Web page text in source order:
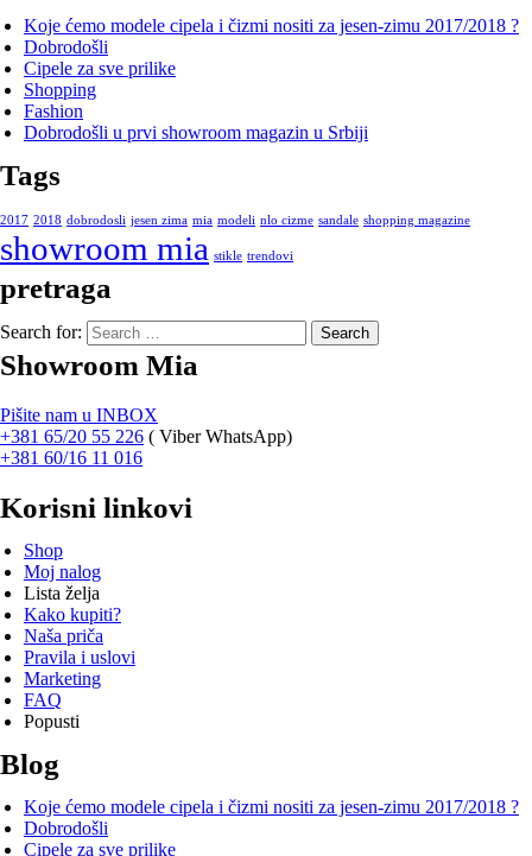
Koje ćemo modele cipela i čizmi nositi za jesen-zimu 2017/2018 ?
Dobrodošli
Cipele za sve prilike
Shopping
Fashion
Dobrodošli u prvi showroom magazin u Srbiji
Tags
2017 2018 dobrodosli jesen zima mia modeli nlo cizme sandale shopping magazine
showroom mia stikle trendovi
pretraga
Search for:
Showroom Mia
Pišite nam u INBOX
+381 65/20 55 226 ( Viber WhatsApp)
+381 60/16 11 016
Korisni linkovi
Shop
Moj nalog
Lista želja
Kako kupiti?
Naša priča
Pravila i uslovi
Marketing
FAQ
Popusti
Blog
Koje ćemo modele cipela i čizmi nositi za jesen-zimu 2017/2018 ?
Dobrodošli
Cipele za sve prilike